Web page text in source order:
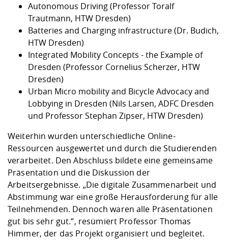
Autonomous Driving (Professor Toralf
Trautmann, HTW Dresden)
Batteries and Charging infrastructure (Dr. Budich,
HTW Dresden)
Integrated Mobility Concepts - the Example of
Dresden (Professor Cornelius Scherzer, HTW
Dresden)
Urban Micro mobility and Bicycle Advocacy and
Lobbying in Dresden (Nils Larsen, ADFC Dresden
und Professor Stephan Zipser, HTW Dresden)
Weiterhin wurden unterschiedliche Online-
Ressourcen ausgewertet und durch die Studierenden
verarbeitet. Den Abschluss bildete eine gemeinsame
Präsentation und die Diskussion der
Arbeitsergebnisse. „Die digitale Zusammenarbeit und
Abstimmung war eine große Herausforderung für alle
Teilnehmenden. Dennoch waren alle Präsentationen
gut bis sehr gut.“, resümiert Professor Thomas
Himmer, der das Projekt organisiert und begleitet.